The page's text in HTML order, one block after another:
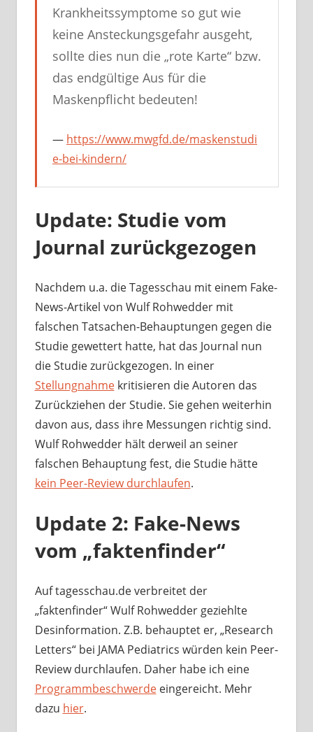
Krankheitssymptome so gut wie
keine Ansteckungsgefahr ausgeht,
sollte dies nun die „rote Karte“ bzw.
das endgültige Aus für die
Maskenpflicht bedeuten!
https://www.mwgfd.de/maskenstudi
e-bei-kindern/
Update: Studie vom
Journal zurückgezogen
Nachdem u.a. die Tagesschau mit einem Fake-
News-Artikel von Wulf Rohwedder mit
falschen Tatsachen-Behauptungen gegen die
Studie gewettert hatte, hat das Journal nun
die Studie zurückgezogen. In einer
Stellungnahmekritisieren die Autoren das
Zurückziehen der Studie. Sie gehen weiterhin
davon aus, dass ihre Messungen richtig sind.
Wulf Rohwedder hält derweil an seiner
falschen Behauptung fest, die Studie hätte
kein Peer-Review durchlaufen.
Update 2: Fake-News
vom „faktenfinder“
Auf tagesschau.de verbreitet der
„faktenfinder“ Wulf Rohwedder geziehlte
Desinformation. Z.B. behauptet er, „Research
Letters“ bei JAMA Pediatrics würden kein Peer-
Review durchlaufen. Daher habe ich eine
Programmbeschwerdeeingereicht. Mehr
dazu hier.